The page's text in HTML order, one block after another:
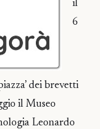
il
6
dei brevetti
il Museo
Leonardo